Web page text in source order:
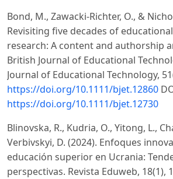
Bond, M., Zawacki-Richter, O., &
Revisiting five decades of
research: A content and authorship
British Journal of Educational
Journal of Educational Technology,
https://doi.org/10.1111/bjet.12860
https://doi.org/10.1111/bjet.12730
Blinovska, R., Kudria, O., Yitong, L.,
Verbivskyi, D. (2024). Enfoques
educación superior en Ucrania:
perspectivas. Revista Eduweb, 18(1),